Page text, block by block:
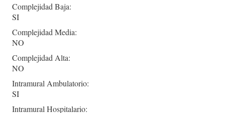
Complejidad Baja:
SI
Complejidad Media:
NO
Complejidad Alta:
NO
Intramural Ambulatorio:
SI
Intramural Hospitalario: